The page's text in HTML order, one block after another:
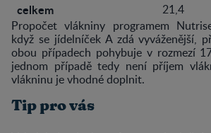
celkem 21,4
Propočet vlákniny programem
když se jídelníček A zdá vyváženější,
obou případech pohybuje v rozmezí
jednom případě tedy není příjem
vlákninu je vhodné doplnit.
Tip pro vás